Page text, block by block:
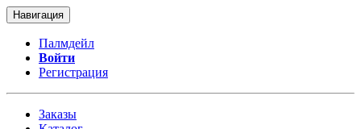
Навигация
Палмдейл
Войти
Регистрация
Заказы